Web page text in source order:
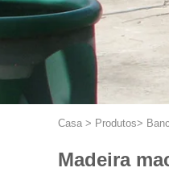
Casa > Produtos>
Madeira